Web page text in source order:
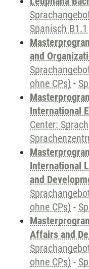
Spanisch B1.1
and
ohne CPs) -
International
Center:
International
and
ohne CPs) -
Affairs and
ohne CPs) -